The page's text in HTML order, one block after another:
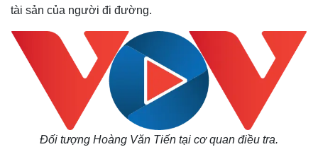
tài sản của người đi đường.
Đối tượng Hoàng Văn Tiến tại cơ quan điều tra.